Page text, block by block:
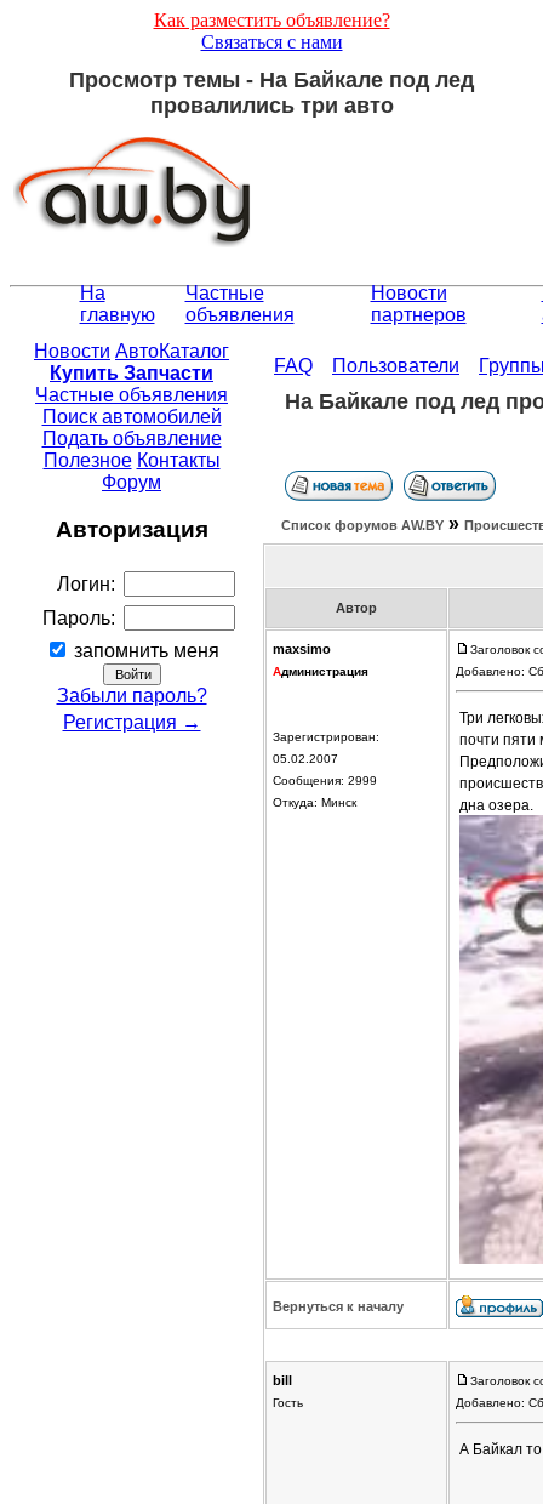
Как разместить объявление?
Связаться с нами
Просмотр темы - На Байкале под лед
провалились три авто
На
главную
Частные
объявления
Новости
партнеров
Новости АвтоКаталог
Купить Запчасти
Частные объявления
Поиск автомобилей
Подать объявление
Полезное Контакты
Форум
Авторизация
Логин:
Пароль:
запомнить меня
Забыли пароль?
Регистрация →
FAQ Пользователи
На Байкале под лед
Список форумов АW.BY »
Автор
maxsimo
Администрация
Зарегистрирован:
05.02.2007
Сообщения: 2999
Откуда: Минск
Заголовок
Добавлено:
Три
почти пяти
дна озера.
Вернуться к началу
bill
Гость
Заголовок
Добавлено:
А Байкал